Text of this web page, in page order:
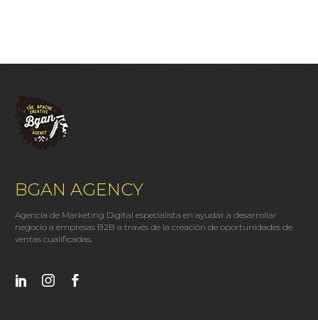
BGAN AGENCY
Agencia de Marketing Digital especialista en ayudar a desarrollar
negocio a empresas B2B a través de la creación de oportunidades de
ventas cualificadas.